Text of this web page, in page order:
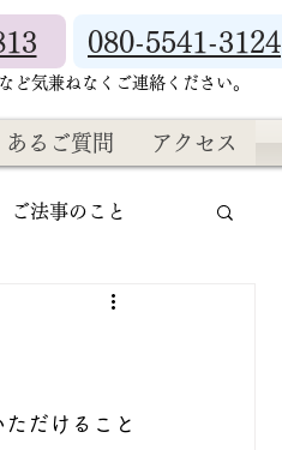
080-5541-3124
ど気兼ねなくご連絡ください。
あるご質問 アクセス
ご法事のこと
だけること